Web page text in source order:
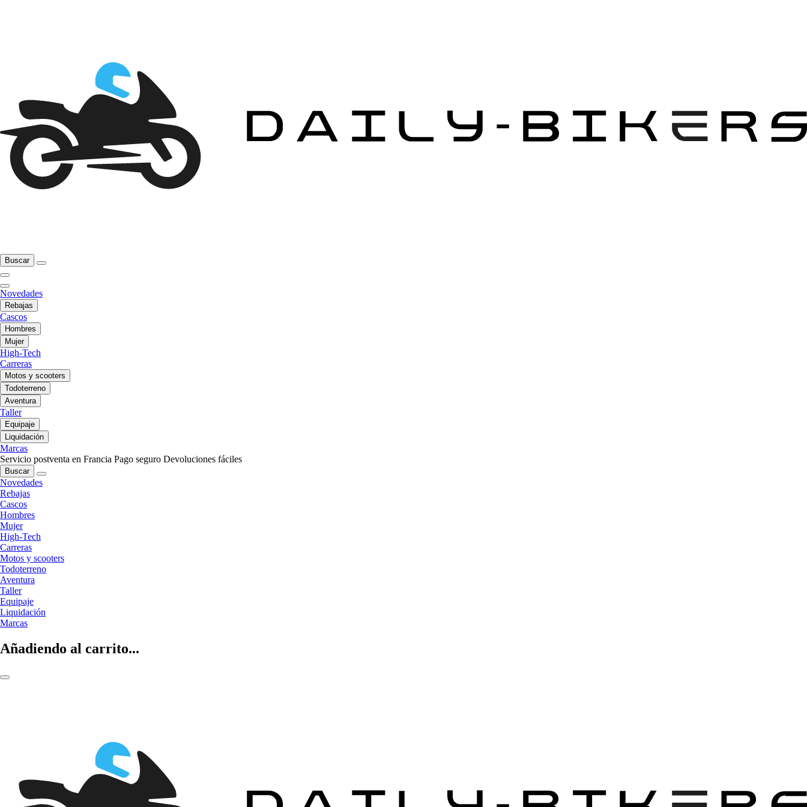
Buscar
Novedades
Rebajas
Cascos
Hombres
Mujer
High-Tech
Carreras
Motos y scooters
Todoterreno
Aventura
Taller
Equipaje
Liquidación
Marcas
Servicio postventa en Francia Pago seguro Devoluciones fáciles
Buscar
Novedades
Rebajas
Cascos
Hombres
Mujer
High-Tech
Carreras
Motos y scooters
Todoterreno
Aventura
Taller
Equipaje
Liquidación
Marcas
Añadiendo al carrito...